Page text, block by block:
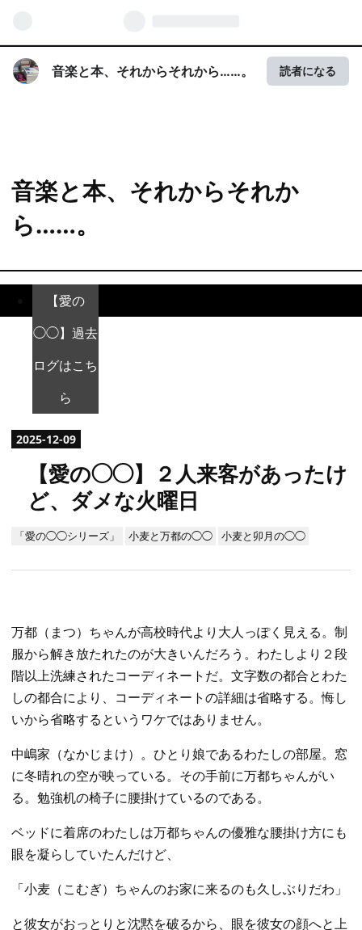
音楽と本、それからそれから……。 読者になる
音楽と本、それからそれか
ら……。
【愛の
◯◯】過去
ログはこち
ら
2025-12-09
【愛の◯◯】２人来客があったけ
ど、ダメな火曜日
「愛の◯◯シリーズ」 小麦と万都の◯◯ 小麦と卯月の◯◯
万都（まつ）ちゃんが高校時代より大人っぽく見える。制
服から解き放たれたのが大きいんだろう。わたしより２段
階以上洗練されたコーディネートだ。文字数の都合とわた
しの都合により、コーディネートの詳細は省略する。悔し
いから省略するというワケではありません。
中嶋家（なかじまけ）。ひとり娘であるわたしの部屋。窓
に冬晴れの空が映っている。その手前に万都ちゃんがい
る。勉強机の椅子に腰掛けているのである。
ベッドに着席のわたしは万都ちゃんの優雅な腰掛け方にも
眼を凝らしていたんだけど、
「小麦（こむぎ）ちゃんのお家に来るのも久しぶりだわ」
と彼女がおっとりと沈黙を破るから、眼を彼女の顔へと上